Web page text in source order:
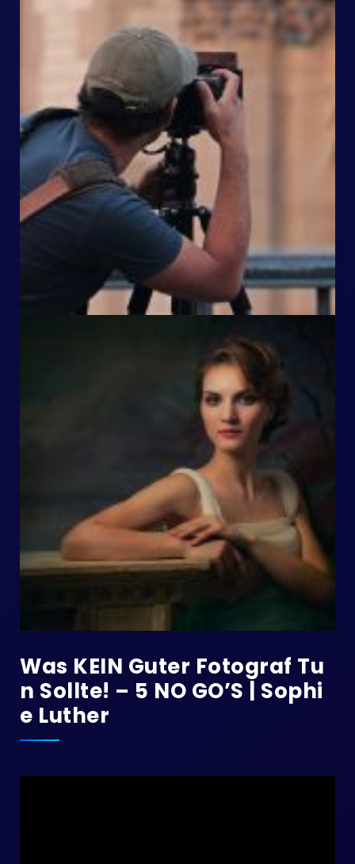
Was KEIN Guter Fotograf Tu
N Sollte! – 5 NO GO’S | Sophi
E Luther